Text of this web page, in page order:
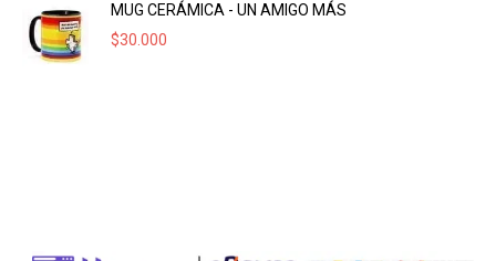
MUG CERÁMICA - UN AMIGO MÁS
$30.000